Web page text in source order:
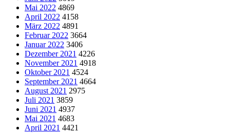
Mai 2022 4869
April 2022 4158
März 2022 4891
Februar 2022 3664
Januar 2022 3406
Dezember 2021 4226
November 2021 4918
Oktober 2021 4524
September 2021 4664
August 2021 2975
Juli 2021 3859
Juni 2021 4937
Mai 2021 4683
April 2021 4421